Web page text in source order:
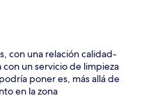
con una relación calidad-
un servicio de limpieza
poner es, más allá de
en la zona